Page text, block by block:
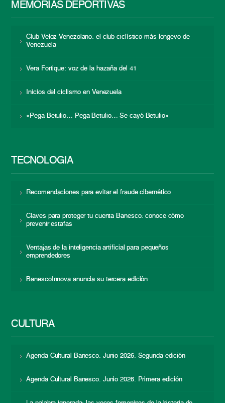
MEMORIAS DEPORTIVAS
Club Veloz Venezolano: el club ciclístico más longevo de
Venezuela
Vera Fortique: voz de la hazaña del 41
Inicios del ciclismo en Venezuela
«Pega Betulio… Pega Betulio… Se cayó Betulio»
TECNOLOGÍA
Recomendaciones para evitar el fraude cibernético
Claves para proteger tu cuenta Banesco: conoce cómo
prevenir estafas
Ventajas de la inteligencia artificial para pequeños
emprendedores
BanescoInnova anuncia su tercera edición
CULTURA
Agenda Cultural Banesco. Junio 2026. Segunda edición
Agenda Cultural Banesco. Junio 2026. Primera edición